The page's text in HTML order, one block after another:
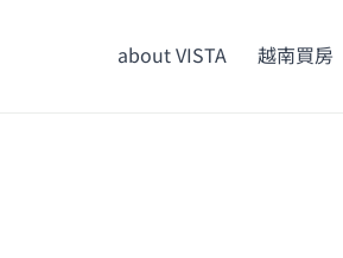
about VISTA 越南買房